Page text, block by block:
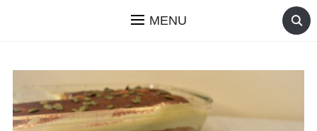
MENU